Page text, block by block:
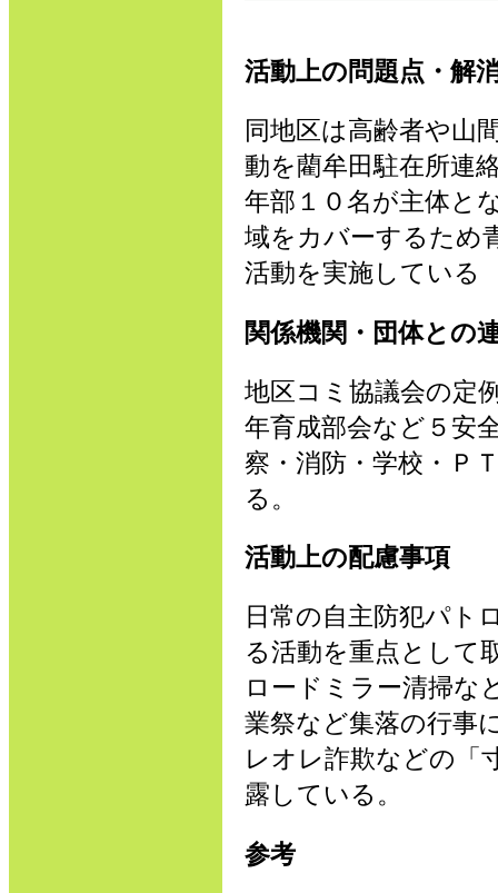
活動上の問題点・解
同地区は高齢者や山
動を藺牟田駐在所連
年部１０名が主体と
域をカバーするため
活動を実施している
関係機関・団体との
地区コミ協議会の定
年育成部会など５安
察・消防・学校・Ｐ
る。
活動上の配慮事項
日常の自主防犯パト
る活動を重点として
ロードミラー清掃な
業祭など集落の行事
レオレ詐欺などの「
露している。
参考